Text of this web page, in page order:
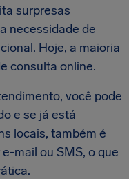
surpresas
necessidade de
Hoje, a maioria
consulta online.
você pode
e se já está
locais, também é
mail ou SMS, o que